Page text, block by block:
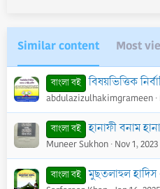
Similar content Most
বাংলা বই বিষয়ভিত্তিক
abdulazizulhakimgrameen
বাংলা বই হানাফী বনাম
Muneer Sukhon Nov 1, 2023
বাংলা বই মুছতলাহুল